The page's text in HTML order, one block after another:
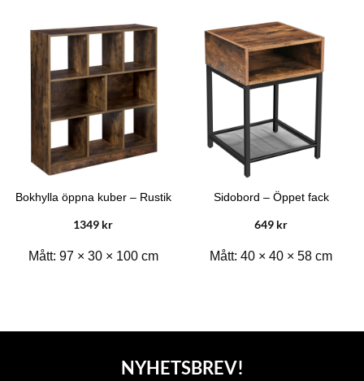
Bokhylla öppna kuber – Rustik
1349 kr
Mått: 97 × 30 × 100 cm
Sidobord – Öppet fack
649 kr
Mått: 40 × 40 × 58 cm
NYHETSBREV!